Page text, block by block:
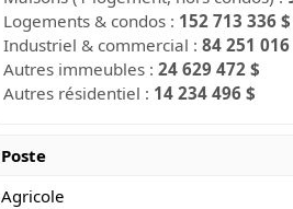
Logements & condos : 152 713 336 $
Industriel & commercial :84 251
Autres immeubles :24 629 472 $
Autres résidentiel : 14 234 496 $
Poste
Agricole